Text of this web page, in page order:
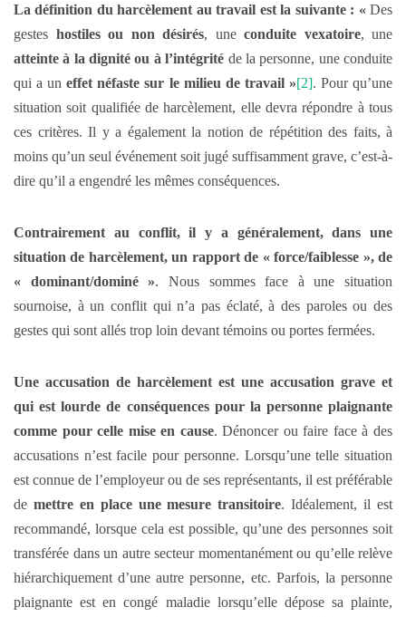
La définition du harcèlement au travail est la suivante : « Des
gestes hostiles ou non désirés, une conduite vexatoire, une
atteinte à la dignité ou à l’intégrité de la personne, une conduite
qui a uneffet néfaste sur le milieu de travail »[2]. Pour qu’une
situation soit qualifiée de harcèlement, elle devra répondre à tous
ces critères. Il y a également la notion de répétition des faits, à
moins qu’un seul événement soit jugé suffisamment grave, c’est-à-
dire qu’il a engendré les mêmes conséquences.
Contrairement au conflit, il y a généralement, dans une
situation de harcèlement, un rapport de « force/faiblesse », de
« dominant/dominé ». Nous sommes face à une situation
sournoise, à un conflit qui n’a pas éclaté, à des paroles ou des
gestes qui sont allés trop loin devant témoins ou portes fermées.
Une accusation de harcèlement est une accusation grave et
qui est lourde de conséquences pour la personne plaignante
comme pour celle mise en cause. Dénoncer ou faire face à des
accusations n’est facile pour personne. Lorsqu’une telle situation
est connue de l’employeur ou de ses représentants, il est préférable
de mettre en place une mesure transitoire. Idéalement, il est
recommandé, lorsque cela est possible, qu’une des personnes soit
transférée dans un autre secteur momentanément ou qu’elle relève
hiérarchiquement d’une autre personne, etc. Parfois, la personne
plaignante est en congé maladie lorsqu’elle dépose sa plainte,